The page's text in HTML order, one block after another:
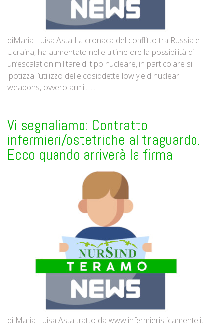
diMaria Luisa Asta La cronaca del conflitto tra Russia e
Ucraina, ha aumentato nelle ultime ore la possibilità di
un’escalation militare di tipo nucleare, in particolare si
ipotizza l’utilizzo delle cosiddette low yield nuclear
weapons, ovvero armi... ...
Vi segnaliamo: Contratto
infermieri/ostetriche al traguardo.
Ecco quando arriverà la firma
di Maria Luisa Asta tratto da www.infermieristicamente.it